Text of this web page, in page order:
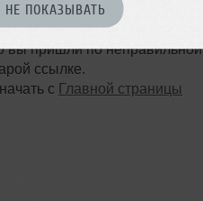
ПОКАЗЫВАТЬ
вы пришли по неправильной
ссылке.
с Главной страницы